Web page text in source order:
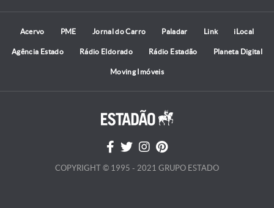
Acervo PME Jornal do Carro Paladar Link iLocal
Agência Estado Rádio Eldorado Rádio Estadão Planeta Digital
Moving Imóveis
COPYRIGHT © 1995 - 2021 GRUPO ESTADO